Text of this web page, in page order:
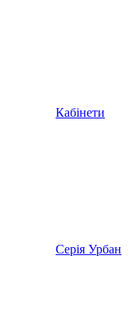
Кабінети
Серія Урбан